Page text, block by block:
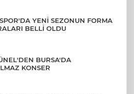
YENİ SEZONUN FORMA
BELLİ OLDU
BURSA'DA
KONSER